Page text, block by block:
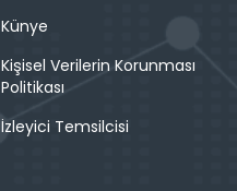
Künye
Kişisel Verilerin Korunması
Politikası
İzleyici Temsilcisi